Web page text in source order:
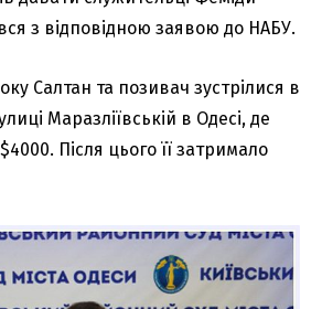
з відповідною заявою до НАБУ.
Салтан та позивач зустрілися в
Маразліївській в Одесі, де
Після цього її затримало